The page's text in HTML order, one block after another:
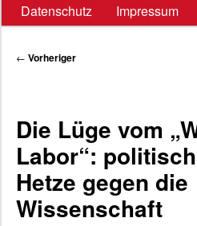
Datenschutz
Impressum
Beitragsnavigation
← Vorheriger
Die Lüge vom
Labor“:
Hetze gegen die
Wissenschaft